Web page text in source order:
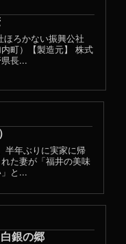
ほろかない振興公社
内町）【製造元】 株式
長...
半年ぶりに実家に帰
た妻が「福井の美味
と...
銀の郷